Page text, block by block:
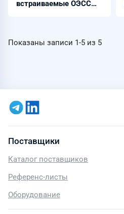
встраиваемые ОЭСС
Показаны записи 1-5 из 5
Поставщики
Каталог поставщиков
Референс-листы
Оборудование